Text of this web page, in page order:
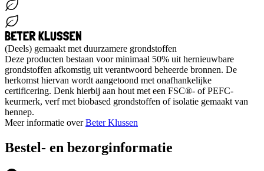
(Deels) gemaakt met duurzamere grondstoffen
Deze producten bestaan voor minimaal 50% uit hernieuwbare
grondstoffen afkomstig uit verantwoord beheerde bronnen. De
herkomst hiervan wordt aangetoond met onafhankelijke
certificering. Denk hierbij aan hout met een FSC®- of PEFC-
keurmerk, verf met biobased grondstoffen of isolatie gemaakt van
hennep.
Meer informatie overBeter Klussen
Bestel- en bezorginformatie